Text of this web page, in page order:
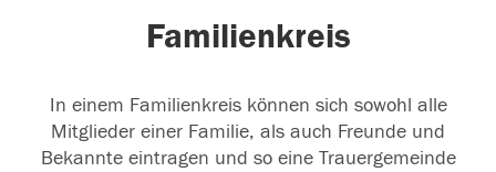
Familienkreis
In einem Familienkreis können sich sowohl alle
Mitglieder einer Familie, als auch Freunde und
Bekannte eintragen und so eine Trauergemeinde